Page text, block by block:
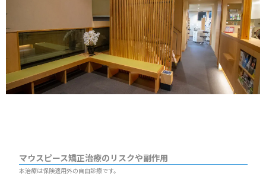
マウスピース矯正治療のリスクや副作用
本治療は保険適用外の自由診療です。